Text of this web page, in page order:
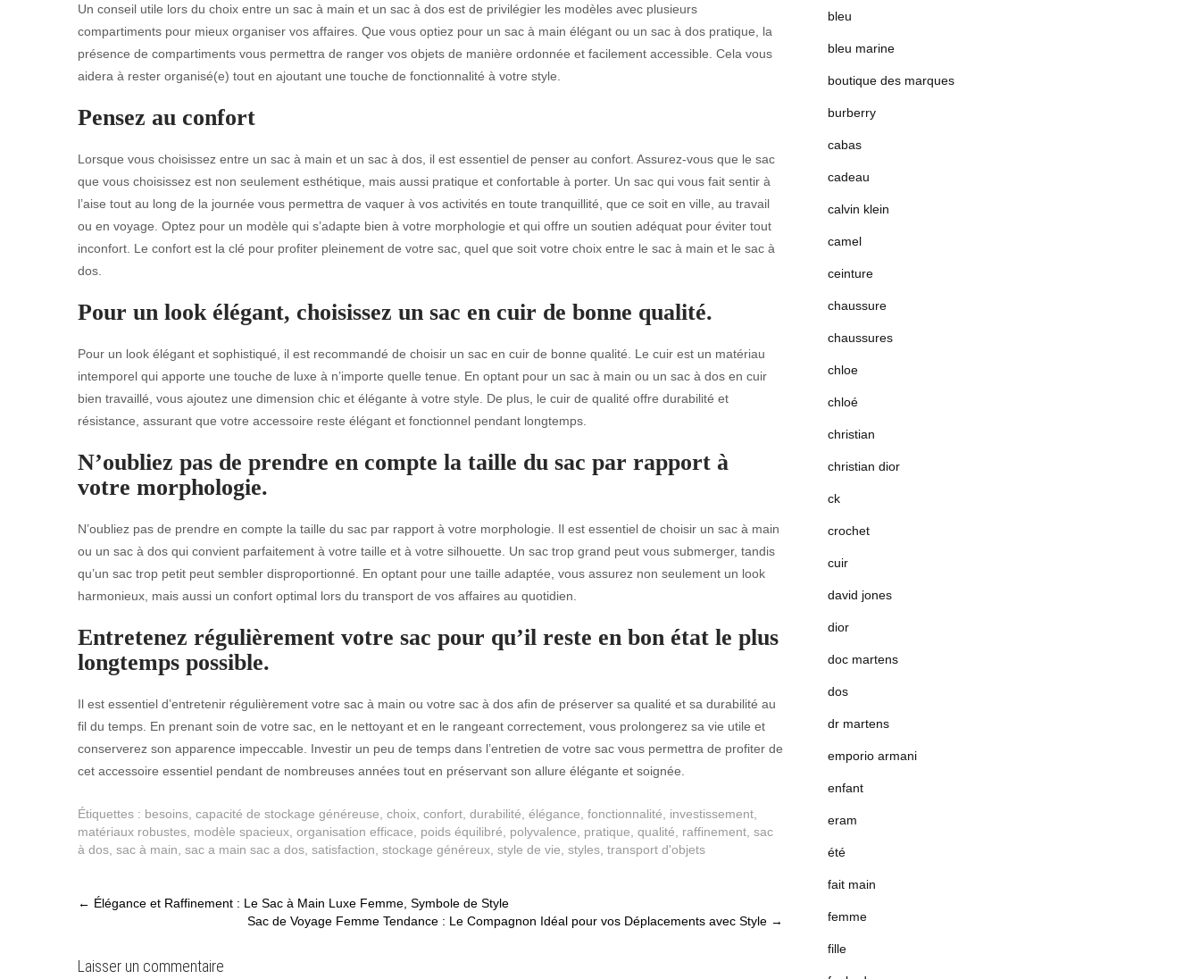
Un conseil utile lors du choix entre un sac à main et un sac à dos est de privilégier les modèles avec plusieurs
compartiments pour mieux organiser vos affaires. Que vous optiez pour un sac à main élégant ou un sac à dos pratique, la
présence de compartiments vous permettra de ranger vos objets de manière ordonnée et facilement accessible. Cela vous
aidera à rester organisé(e) tout en ajoutant une touche de fonctionnalité à votre style.
Pensez au confort
Lorsque vous choisissez entre un sac à main et un sac à dos, il est essentiel de penser au confort. Assurez-vous que le sac
que vous choisissez est non seulement esthétique, mais aussi pratique et confortable à porter. Un sac qui vous fait sentir à
l’aise tout au long de la journée vous permettra de vaquer à vos activités en toute tranquillité, que ce soit en ville, au travail
ou en voyage. Optez pour un modèle qui s’adapte bien à votre morphologie et qui offre un soutien adéquat pour éviter tout
inconfort. Le confort est la clé pour profiter pleinement de votre sac, quel que soit votre choix entre le sac à main et le sac à
dos.
Pour un look élégant, choisissez un sac en cuir de bonne qualité.
Pour un look élégant et sophistiqué, il est recommandé de choisir un sac en cuir de bonne qualité. Le cuir est un matériau
intemporel qui apporte une touche de luxe à n’importe quelle tenue. En optant pour un sac à main ou un sac à dos en cuir
bien travaillé, vous ajoutez une dimension chic et élégante à votre style. De plus, le cuir de qualité offre durabilité et
résistance, assurant que votre accessoire reste élégant et fonctionnel pendant longtemps.
N’oubliez pas de prendre en compte la taille du sac par rapport à
votre morphologie.
N’oubliez pas de prendre en compte la taille du sac par rapport à votre morphologie. Il est essentiel de choisir un sac à main
ou un sac à dos qui convient parfaitement à votre taille et à votre silhouette. Un sac trop grand peut vous submerger, tandis
qu’un sac trop petit peut sembler disproportionné. En optant pour une taille adaptée, vous assurez non seulement un look
harmonieux, mais aussi un confort optimal lors du transport de vos affaires au quotidien.
Entretenez régulièrement votre sac pour qu’il reste en bon état le plus
longtemps possible.
Il est essentiel d’entretenir régulièrement votre sac à main ou votre sac à dos afin de préserver sa qualité et sa durabilité au
fil du temps. En prenant soin de votre sac, en le nettoyant et en le rangeant correctement, vous prolongerez sa vie utile et
conserverez son apparence impeccable. Investir un peu de temps dans l’entretien de votre sac vous permettra de profiter de
cet accessoire essentiel pendant de nombreuses années tout en préservant son allure élégante et soignée.
Étiquettes : besoins capacité de stockage généreuse choix confort durabilité élégance fonctionnalité investissement
matériaux robustes modèle spacieux organisation efficace poids équilibré polyvalence pratique qualité raffinement sac
à dos sac à main sac a main sac a dos satisfaction stockage généreux style de vie styles transport d'objets
Post
← Élégance et Raffinement : Le Sac à Main Luxe Femme, Symbole de Style
Sac de Voyage Femme Tendance : Le Compagnon Idéal pour vos Déplacements avec Style →
Laisser un commentaire
bleu
bleu marine
boutique des marques
burberry
cabas
cadeau
calvin klein
camel
ceinture
chaussure
chaussures
chloe
chloé
christian
christian dior
ck
crochet
cuir
david jones
dior
doc martens
dos
dr martens
emporio armani
enfant
eram
été
fait main
femme
fille